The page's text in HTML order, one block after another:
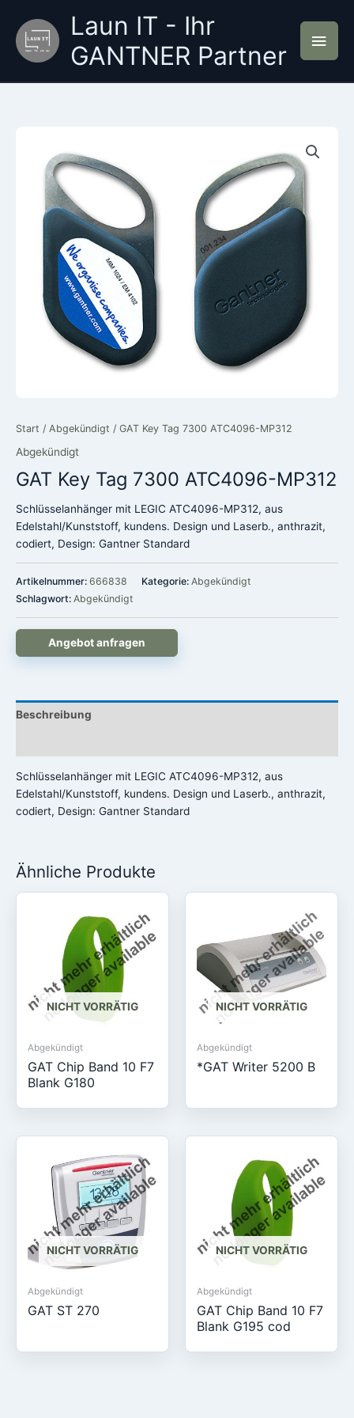
Inhalt
springen
Laun IT - Ihr
GANTNER Partner
Start / Abgekündigt / GAT Key Tag 7300 ATC4096-MP312
Abgekündigt
GAT Key Tag 7300 ATC4096-MP312
Schlüsselanhänger mit LEGIC ATC4096-MP312, aus
Edelstahl/Kunststoff, kundens. Design und Laserb., anthrazit,
codiert, Design: Gantner Standard
Artikelnummer: 666838 Kategorie: Abgekündigt
Schlagwort: Abgekündigt
Angebot anfragen
Beschreibung
Schlüsselanhänger mit LEGIC ATC4096-MP312, aus
Edelstahl/Kunststoff, kundens. Design und Laserb., anthrazit,
codiert, Design: Gantner Standard
Ähnliche Produkte
NICHT VORRÄTIG
Abgekündigt
GAT Chip Band 10 F7
Blank G180
NICHT VORRÄTIG
Abgekündigt
*GAT Writer 5200 B
NICHT VORRÄTIG
Abgekündigt
GAT ST 270
NICHT VORRÄTIG
Abgekündigt
GAT Chip Band 10 F7
Blank G195 cod